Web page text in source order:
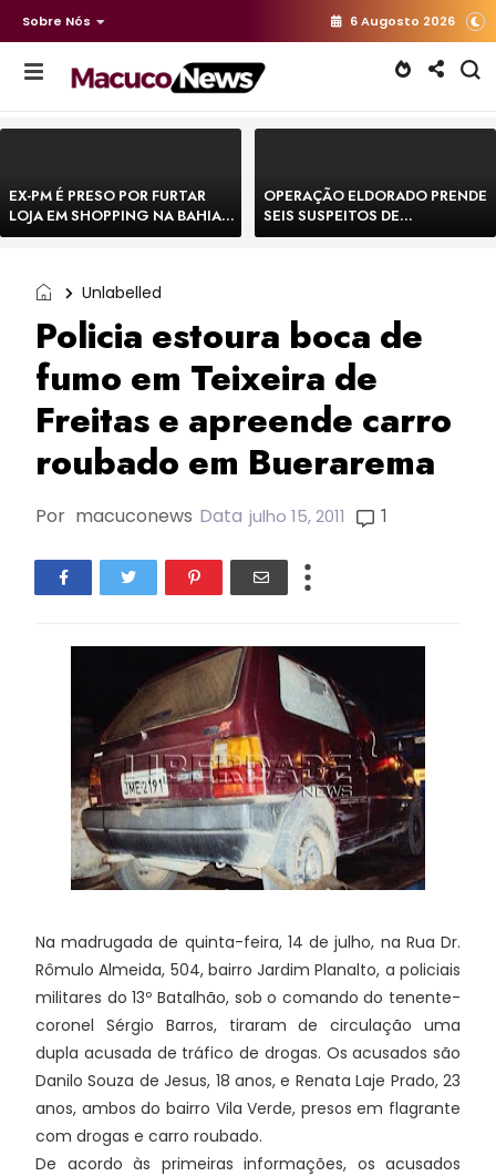
Sobre Nós 6 Augosto 2026
EX-PM É PRESO POR FURTAR
LOJA EM SHOPPING NA BAHIA E
ESCAPA CORRENDO DE
OPERAÇÃO ELDORADO PRENDE
SEIS SUSPEITOS DE
MOVIMENTAR R$ 25 MILHÕES
Unlabelled
Policia estoura boca de
fumo em Teixeira de
Freitas e apreende carro
roubado em Buerarema
Por macuconews Data julho 15, 2011 1
Na madrugada de quinta-feira, 14 de julho, na Rua Dr.
Rômulo Almeida, 504, bairro Jardim Planalto, a policiais
militares do 13º Batalhão, sob o comando do tenente-
coronel Sérgio Barros, tiraram de circulação uma
dupla acusada de tráfico de drogas. Os acusados são
Danilo Souza de Jesus, 18 anos, e Renata Laje Prado, 23
anos, ambos do bairro Vila Verde, presos em flagrante
com drogas e carro roubado.
De acordo às primeiras informações, os acusados